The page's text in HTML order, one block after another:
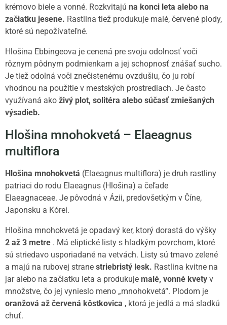
krémovo biele a vonné. Rozkvitajú na konci leta alebo na
začiatku jesene. Rastlina tiež produkuje malé, červené plody,
ktoré sú nepožívateľné.
Hlošina Ebbingeova je cenená pre svoju odolnosť voči
rôznym pôdnym podmienkam a jej schopnosť znášať sucho.
Je tiež odolná voči znečistenému ovzdušiu, čo ju robí
vhodnou na použitie v mestských prostrediach. Je často
využívaná ako živý plot, solitéra alebo súčasť zmiešaných
výsadieb.
Hlošina mnohokvetá – Elaeagnus
multiflora
Hlošina mnohokvetá (Elaeagnus multiflora) je druh rastliny
patriaci do rodu Elaeagnus (Hlošina) a čeľade
Elaeagnaceae. Je pôvodná v Ázii, predovšetkým v Číne,
Japonsku a Kórei.
Hlošina mnohokvetá je opadavý ker, ktorý dorastá do výšky
2 až 3 metre . Má eliptické listy s hladkým povrchom, ktoré
sú striedavo usporiadané na vetvách. Listy sú tmavo zelené
a majú na rubovej strane striebristý lesk. Rastlina kvitne na
jar alebo na začiatku leta a produkuje malé, vonné kvety v
množstve, čo jej vynieslo meno „mnohokvetá“. Plodom je
oranžová až červená kôstkovica , ktorá je jedlá a má sladkú
chuť.